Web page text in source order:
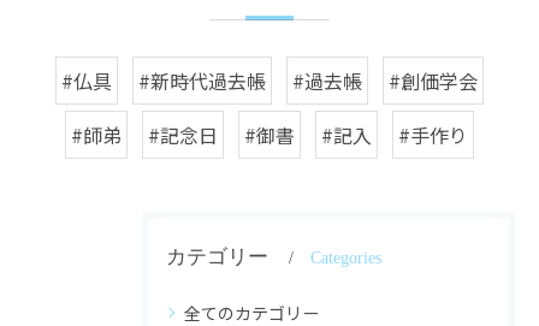
#仏具 #新時代過去帳 #過去帳
#創価学会
#師弟
#記念日 #御書 #記入 #手作り
カテゴリー Categories
全てのカテゴリー